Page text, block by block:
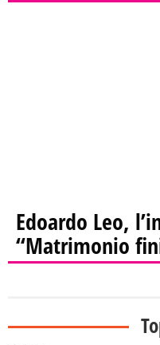
Edoardo Leo,
“Matrimonio